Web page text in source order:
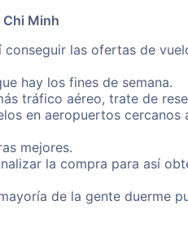
Minh
las ofertas de
hay los fines de semana.
tráfico aéreo, trate de
en aeropuertos
mejores.
la compra para así
de la gente duerme